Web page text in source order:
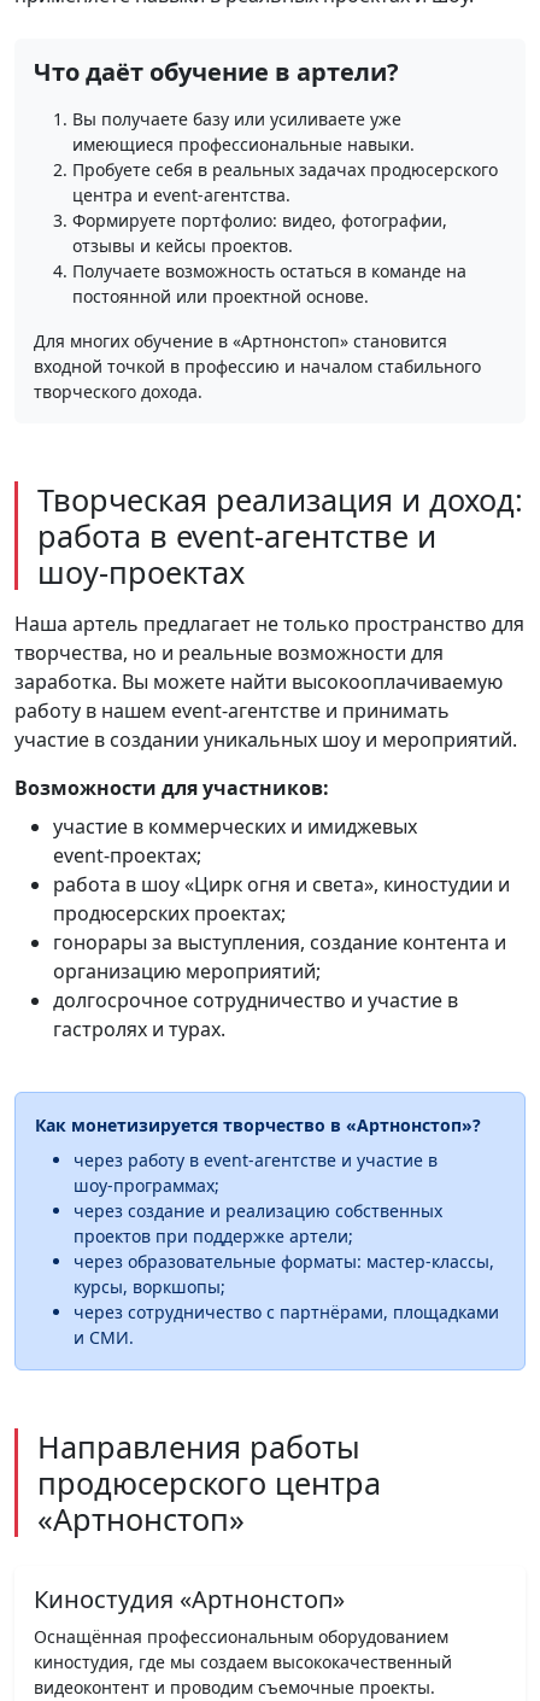
Что даёт обучение в артели?
Вы получаете базу или усиливаете уже
имеющиеся профессиональные навыки.
Пробуете себя в реальных задачах продюсерского
центра и event‑агентства.
Формируете портфолио: видео, фотографии,
отзывы и кейсы проектов.
Получаете возможность остаться в команде на
постоянной или проектной основе.
Для многих обучение в «Артнонстоп» становится
входной точкой в профессию и началом стабильного
творческого дохода.
Творческая реализация и доход:
работа в event‑агентстве и
шоу‑проектах
Наша артель предлагает не только пространство для
творчества, но и реальные возможности для
заработка. Вы можете найти высокооплачиваемую
работу в нашем event‑агентстве и принимать
участие в создании уникальных шоу и мероприятий.
Возможности для участников:
участие в коммерческих и имиджевых
event‑проектах;
работа в шоу «Цирк огня и света», киностудии и
продюсерских проектах;
гонорары за выступления, создание контента и
организацию мероприятий;
долгосрочное сотрудничество и участие в
гастролях и турах.
Как монетизируется творчество в «Артнонстоп»?
через работу в event‑агентстве и участие в
шоу‑программах;
через создание и реализацию собственных
проектов при поддержке артели;
через образовательные форматы: мастер‑классы,
курсы, воркшопы;
через сотрудничество с партнёрами, площадками
и СМИ.
Направления работы
продюсерского центра
«Артнонстоп»
Киностудия «Артнонстоп»
Оснащённая профессиональным оборудованием
киностудия, где мы создаем высококачественный
видеоконтент и проводим съемочные проекты.